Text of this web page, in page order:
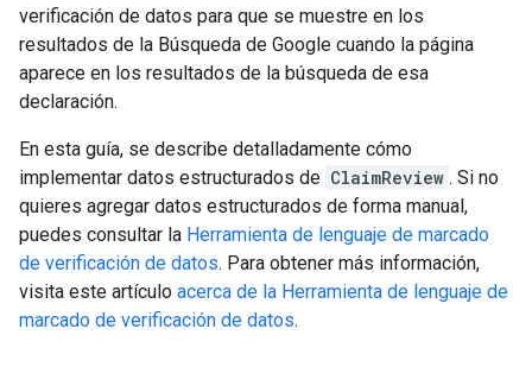
verificación de datos para que se muestre en los
resultados de la Búsqueda de Google cuando la página
aparece en los resultados de la búsqueda de esa
declaración.
En esta guía, se describe detalladamente cómo
implementar datos estructurados de ClaimReview . Si no
quieres agregar datos estructurados de forma manual,
puedes consultar la Herramienta de lenguaje de marcado
de verificación de datos. Para obtener más información,
visita este artículo acerca de la Herramienta de lenguaje de
marcado de verificación de datos.